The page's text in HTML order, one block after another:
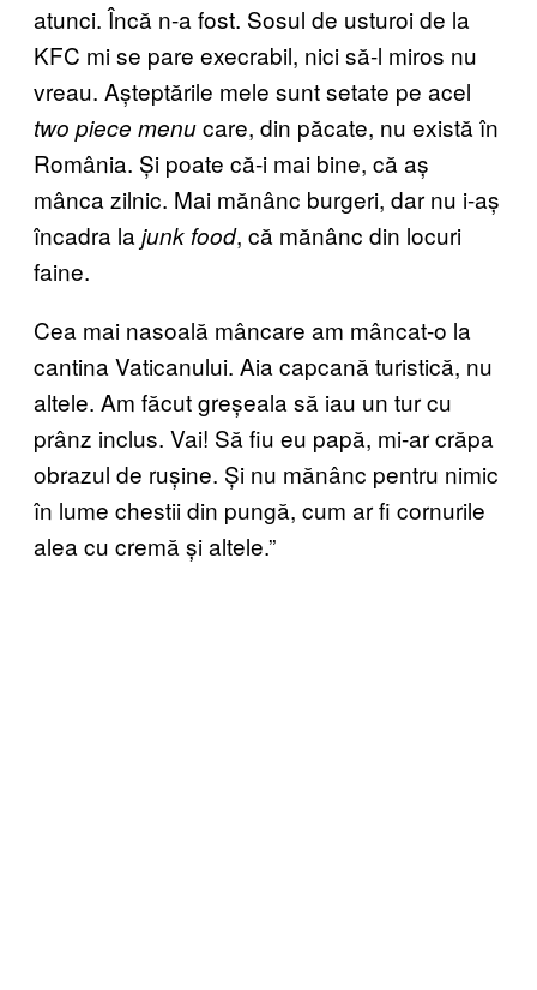
atunci. Încă n-a fost. Sosul de usturoi de la
KFC mi se pare execrabil, nici să-l miros nu
vreau. Așteptările mele sunt setate pe acel
two piece menucare, din păcate, nu există în
România. Și poate că-i mai bine, că aș
mânca zilnic. Mai mănânc burgeri, dar nu i-aș
încadra la junk food, că mănânc din locuri
faine.
Cea mai nasoală mâncare am mâncat-o la
cantina Vaticanului. Aia capcană turistică, nu
altele. Am făcut greșeala să iau un tur cu
prânz inclus. Vai! Să fiu eu papă, mi-ar crăpa
obrazul de rușine. Și nu mănânc pentru nimic
în lume chestii din pungă, cum ar fi cornurile
alea cu cremă și altele.”